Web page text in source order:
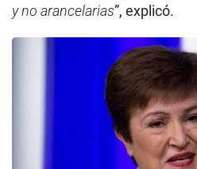
y no arancelarias”, explicó.